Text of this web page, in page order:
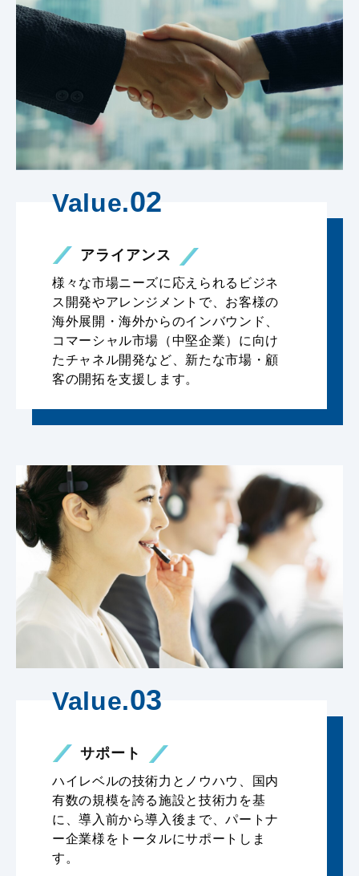
Value.02
アライアンス
様々な市場ニーズに応えられるビジネ
ス開発やアレンジメントで、お客様の
海外展開・海外からのインバウンド、
コマーシャル市場（中堅企業）に向け
たチャネル開発など、新たな市場・顧
客の開拓を支援します。
Value.03
サポート
ハイレベルの技術力とノウハウ、国内
有数の規模を誇る施設と技術力を基
に、導入前から導入後まで、パートナ
ー企業様をトータルにサポートしま
す。